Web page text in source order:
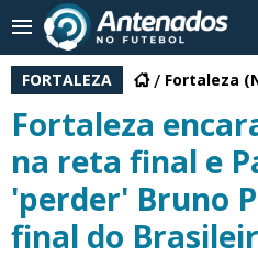
FORTALEZA Fortaleza
Fortaleza
na reta final e
'perder' Bruno
final do